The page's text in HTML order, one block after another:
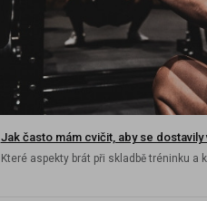
Jak často mám cvičit, aby se dostavily
Které aspekty brát při skladbě tréninku a